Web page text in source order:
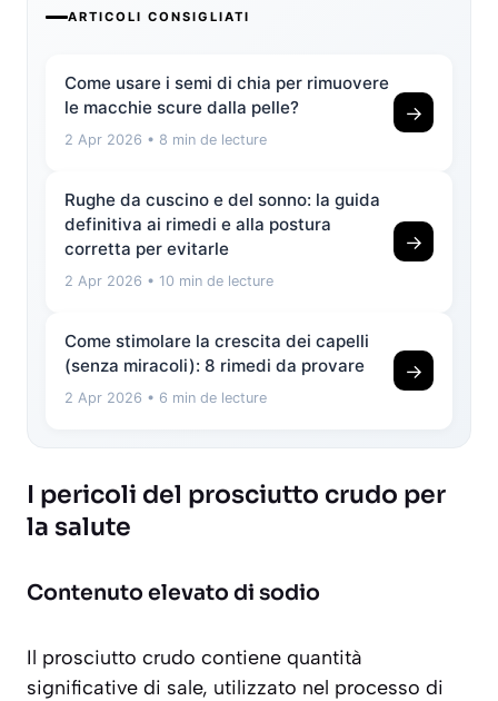
ARTICOLI CONSIGLIATI
Come usare i semi di chia per rimuovere
le macchie scure dalla pelle?
2 Apr 2026 • 8 min de lecture
→
Rughe da cuscino e del sonno: la guida
definitiva ai rimedi e alla postura
corretta per evitarle
2 Apr 2026 • 10 min de lecture
→
Come stimolare la crescita dei capelli
(senza miracoli): 8 rimedi da provare
2 Apr 2026 • 6 min de lecture
→
I pericoli del prosciutto crudo per
la salute
Contenuto elevato di sodio
Il prosciutto crudo contiene quantità
significative di sale, utilizzato nel processo di